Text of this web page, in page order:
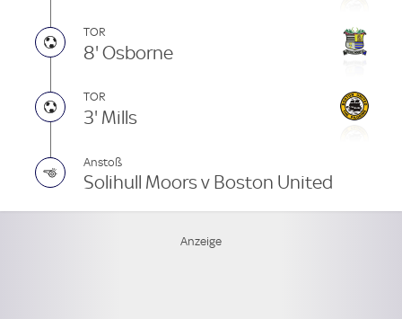
TOR
8' Osborne
TOR
3' Mills
Anstoß
Solihull Moors v Boston United